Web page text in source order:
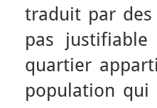
traduit par des
pas
quartier
population qui